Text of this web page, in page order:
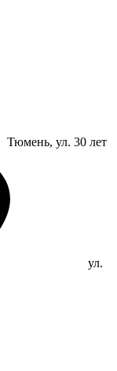
Тюмень, ул. 30 лет
ул.